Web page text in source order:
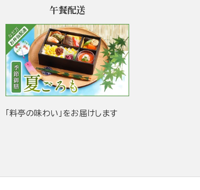
午餐配送
「料亭の味わい」をお届けします